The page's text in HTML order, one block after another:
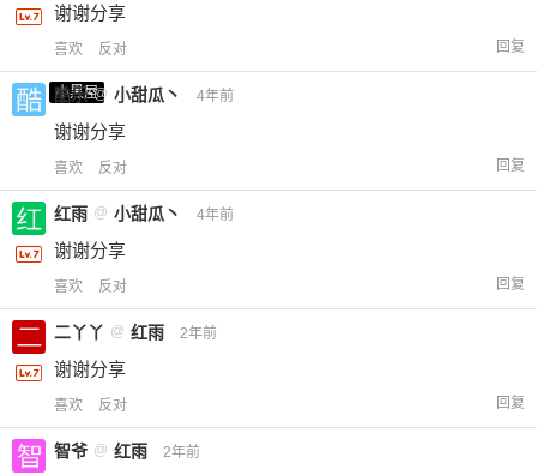
谢谢分享
喜欢 反对 回复
小黑屋
酷乐 @ 小甜瓜丶 4年前
谢谢分享
喜欢 反对 回复
红雨 @ 小甜瓜丶 4年前
谢谢分享
喜欢 反对 回复
二丫丫 @ 红雨 2年前
谢谢分享
喜欢 反对 回复
智爷 @ 红雨 2年前